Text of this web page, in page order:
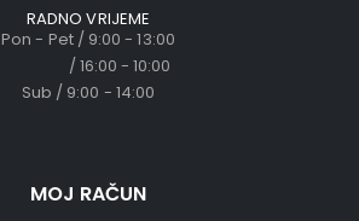
RADNO VRIJEME
Pon - Pet / 9:00 - 13:00
/ 16:00 - 10:00
Sub / 9:00 - 14:00
MOJ RAČUN